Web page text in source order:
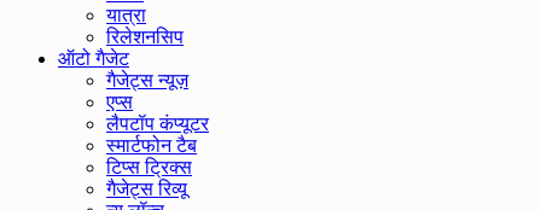
यात्रा
रिलेशनसिप
ऑटो गैजेट
गैजेट्स न्यूज़
एप्स
लैपटॉप कंप्यूटर
स्मार्टफोन टैब
टिप्स ट्रिक्स
गैजेट्स रिव्यू